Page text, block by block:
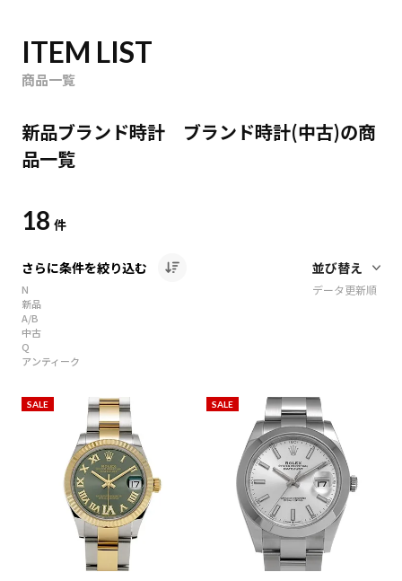
ITEM LIST
商品一覧
新品ブランド時計 ブランド時計(中古)の商
品一覧
18 件
さらに条件を絞り込む
N
新品
A/B
中古
Q
アンティーク
データ更新順
SALE SALE